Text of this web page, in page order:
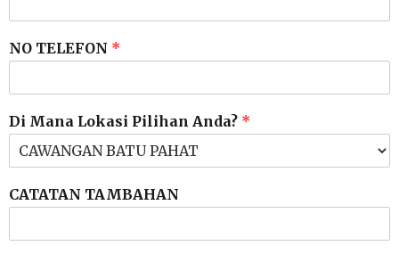
NO TELEFON *
Di Mana Lokasi Pilihan Anda? *
CATATAN TAMBAHAN